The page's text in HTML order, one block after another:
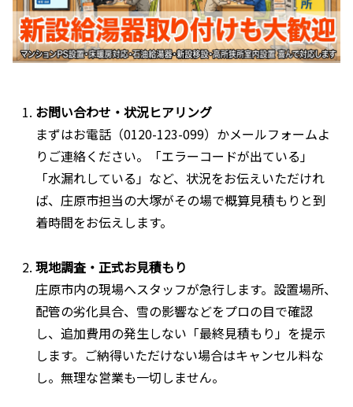
お問い合わせ・状況ヒアリング
まずはお電話（0120-123-099）かメールフォームよ
りご連絡ください。「エラーコードが出ている」
「水漏れしている」など、状況をお伝えいただけれ
ば、庄原市担当の大塚がその場で概算見積もりと到
着時間をお伝えします。
現地調査・正式お見積もり
庄原市内の現場へスタッフが急行します。設置場所、
配管の劣化具合、雪の影響などをプロの目で確認
し、追加費用の発生しない「最終見積もり」を提示
します。ご納得いただけない場合はキャンセル料な
し。無理な営業も一切しません。